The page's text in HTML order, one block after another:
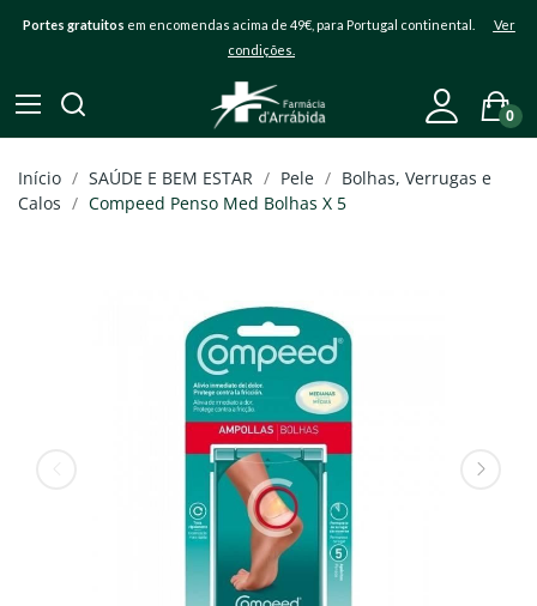
Portes gratuitos em encomendas acima de 49€, para Portugal continental. Ver
condições.
0
Início SAÚDE E BEM ESTAR Pele
Bolhas, Verrugas e
Calos
Compeed Penso Med Bolhas X 5